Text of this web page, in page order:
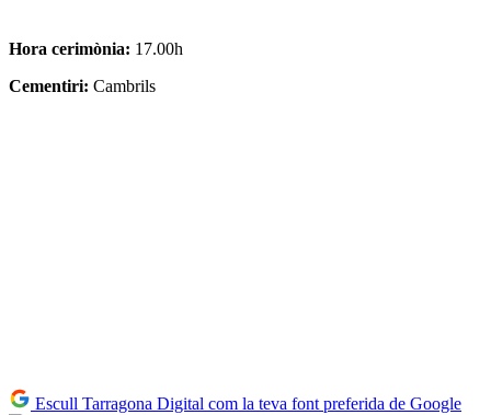
Hora cerimònia: 17.00h
Cementiri: Cambrils
Escull Tarragona Digital com la teva font preferida de Google